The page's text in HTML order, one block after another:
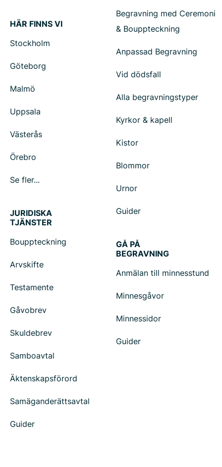
HÄR FINNS VI
Stockholm
Göteborg
Malmö
Uppsala
Västerås
Örebro
Se fler...
Begravning med Ceremoni
& Bouppteckning
Anpassad Begravning
Vid dödsfall
Alla begravningstyper
Kyrkor & kapell
Kistor
Blommor
Urnor
Guider
JURIDISKA
TJÄNSTER
Bouppteckning
Arvskifte
Testamente
Gåvobrev
Skuldebrev
Samboavtal
Äktenskapsförord
Samäganderättsavtal
Guider
GÅ PÅ
BEGRAVNING
Anmälan till minnesstund
Minnesgåvor
Minnessidor
Guider